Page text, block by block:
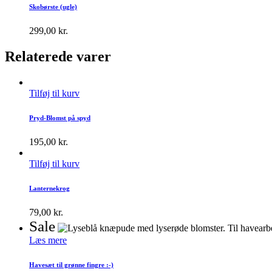
Skobørste (ugle)
299,00 kr.
Relaterede varer
Tilføj til kurv
Pryd-Blomst på spyd
195,00 kr.
Tilføj til kurv
Lanternekrog
79,00 kr.
Sale
Læs mere
Havesæt til grønne fingre :-)